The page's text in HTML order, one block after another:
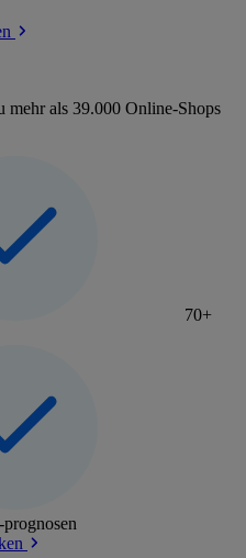
als 39.000 Online-Shops
70+